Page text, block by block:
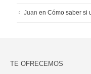
Juan en Cómo saber si
TE OFRECEMOS